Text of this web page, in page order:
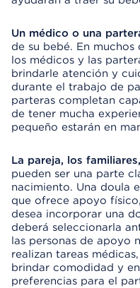
Un médico o una
de su bebé. En muchos
los médicos y las
brindarle atención y
durante el trabajo de
parteras completan
de tener mucha
pequeño estarán en
La pareja, los
pueden ser una parte
nacimiento. Una doula
que ofrece apoyo
desea incorporar una
deberá seleccionarla
las personas de apoyo
realizan tareas
brindar comodidad y
preferencias para el